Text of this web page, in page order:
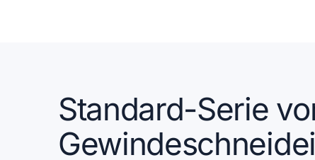
Standard-Serie